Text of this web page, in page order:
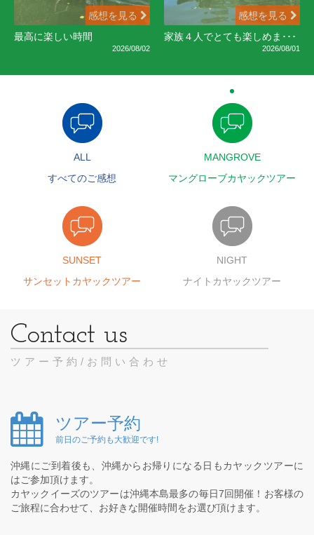
感想を見る
最高に楽しい時間
2026/08/02
感想を見る
家族４人でとても楽しめま･･･
2026/08/01
ALL
すべてのご感想
MANGROVE
マングローブカヤックツアー
SUNSET
サンセットカヤックツアー
NIGHT
ナイトカヤックツアー
ツアー予約/お問い合わせ
ツアー予約
前日のご予約も大歓迎です!
沖縄にご到着後も、沖縄からお帰りになる日もカヤックツアーに
はご参加頂けます。
カヤックイーズのツアーは沖縄本島最多の毎日7回開催！お客様の
ご旅程に合わせて、お好きな開催時間をお選び頂けます。